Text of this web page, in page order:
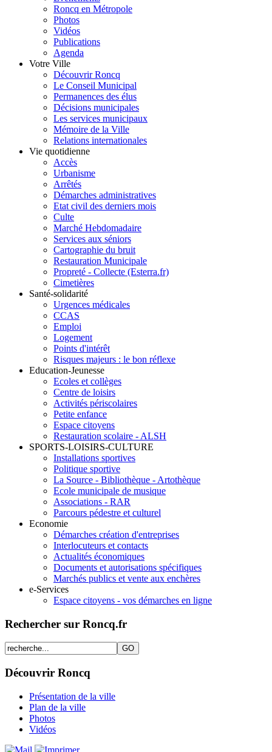
Roncq en Métropole
Photos
Vidéos
Publications
Agenda
Votre Ville
Découvrir Roncq
Le Conseil Municipal
Permanences des élus
Décisions municipales
Les services municipaux
Mémoire de la Ville
Relations internationales
Vie quotidienne
Accès
Urbanisme
Arrêtés
Démarches administratives
Etat civil des derniers mois
Culte
Marché Hebdomadaire
Services aux séniors
Cartographie du bruit
Restauration Municipale
Propreté - Collecte (Esterra.fr)
Cimetières
Santé-solidarité
Urgences médicales
CCAS
Emploi
Logement
Points d'intérêt
Risques majeurs : le bon réflexe
Education-Jeunesse
Ecoles et collèges
Centre de loisirs
Activités périscolaires
Petite enfance
Espace citoyens
Restauration scolaire - ALSH
SPORTS-LOISIRS-CULTURE
Installations sportives
Politique sportive
La Source - Bibliothèque - Artothèque
Ecole municipale de musique
Associations - RAR
Parcours pédestre et culturel
Economie
Démarches création d'entreprises
Interlocuteurs et contacts
Actualités économiques
Documents et autorisations spécifiques
Marchés publics et vente aux enchères
e-Services
Espace citoyens - vos démarches en ligne
Rechercher sur Roncq.fr
Découvrir Roncq
Présentation de la ville
Plan de la ville
Photos
Vidéos